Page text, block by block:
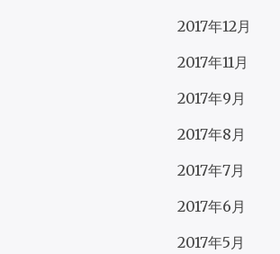
2017年12月
2017年11月
2017年9月
2017年8月
2017年7月
2017年6月
2017年5月